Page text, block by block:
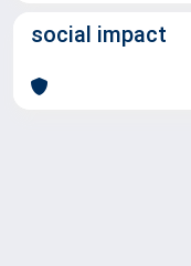
social impact